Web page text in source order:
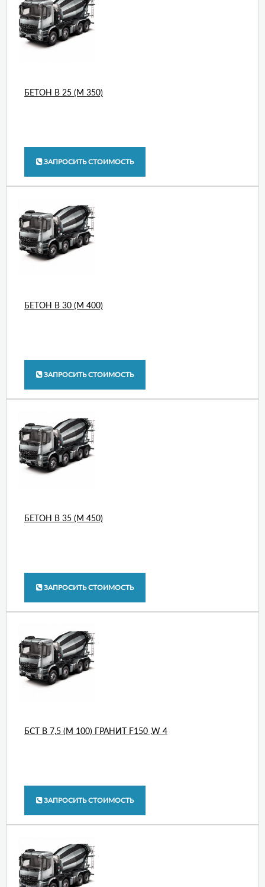
БЕТОН В 25 (М 350)
ЗАПРОСИТЬ СТОИМОСТЬ
БЕТОН В 30 (М 400)
ЗАПРОСИТЬ СТОИМОСТЬ
БЕТОН В 35 (М 450)
ЗАПРОСИТЬ СТОИМОСТЬ
БСТ В 7,5 (М 100) ГРАНИТ F150 ,W 4
ЗАПРОСИТЬ СТОИМОСТЬ